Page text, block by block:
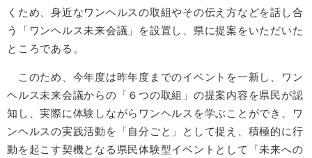
くため、身近なワンヘルスの取組やその伝え方などを話し合
う「ワンヘルス未来会議」を設置し、県に提案をいただいた
ところである。
このため、今年度は昨年度までのイベントを一新し、ワン
ヘルス未来会議からの「６つの取組」の提案内容を県民が認
知し、実際に体験しながらワンヘルスを学ぶことができ、ワ
ンヘルスの実践活動を「自分ごと」として捉え、積極的に行
動を起こす契機となる県民体験型イベントとして「未来への